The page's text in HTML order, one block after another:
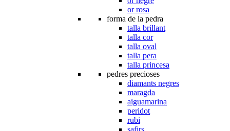
or rosa
forma de la pedra
talla brillant
talla cor
talla oval
talla pera
talla princesa
pedres precioses
diamants negres
maragda
aiguamarina
peridot
rubi
safirs